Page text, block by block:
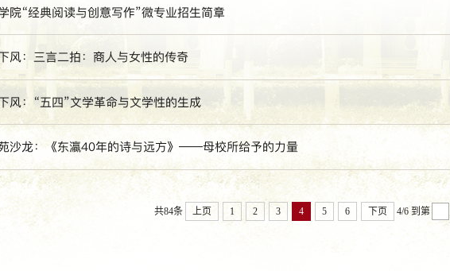
院“经典阅读与创意写作”微专业招生简章
风：三言二拍：商人与女性的传奇
风：“五四”文学革命与文学性的生成
沙龙：《东瀛40年的诗与远方》——母校所给予的力量
共84条 上页 1 2 3 4 5 6 下页 4/6 到第